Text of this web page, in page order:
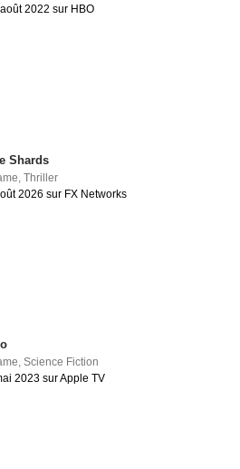
2022 sur HBO
Shards
,Thriller
2026 sur FX Networks
,Science Fiction
2023 sur Apple TV